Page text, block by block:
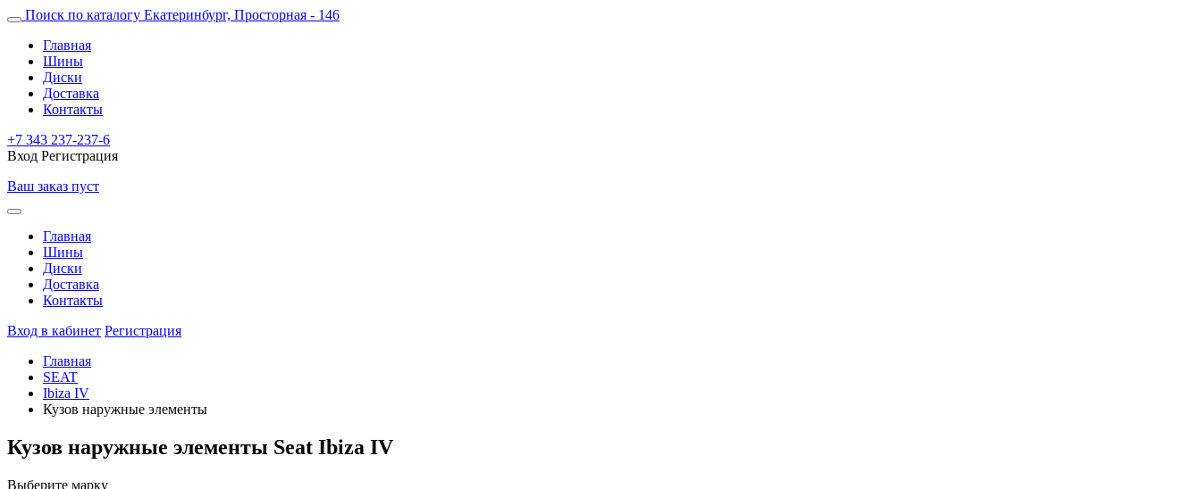
Поиск по каталогу Екатеринбург, Просторная - 146
Главная
Шины
Диски
Доставка
Контакты
+7 343 237-237-6
Вход Регистрация
Ваш заказ пуст
Главная
Шины
Диски
Доставка
Контакты
Вход в кабинет Регистрация
Главная
SEAT
Ibiza IV
Кузов наружные элементы
Кузов наружные элементы Seat Ibiza IV
Выберите марку